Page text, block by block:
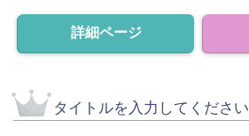
詳細ページ
タイトルを入力してください